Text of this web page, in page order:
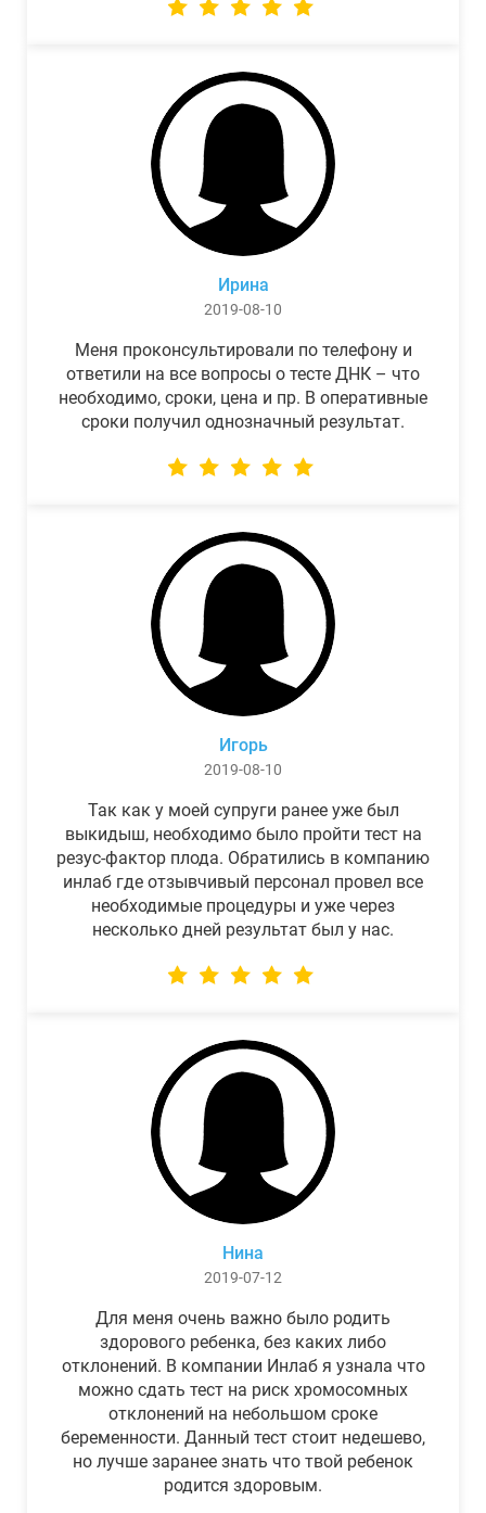
Ирина
2019-08-10
Меня проконсультировали по телефону и
ответили на все вопросы о тесте ДНК – что
необходимо, сроки, цена и пр. В оперативные
сроки получил однозначный результат.
Игорь
2019-08-10
Так как у моей супруги ранее уже был
выкидыш, необходимо было пройти тест на
резус-фактор плода. Обратились в компанию
инлаб где отзывчивый персонал провел все
необходимые процедуры и уже через
несколько дней результат был у нас.
Нина
2019-07-12
Для меня очень важно было родить
здорового ребенка, без каких либо
отклонений. В компании Инлаб я узнала что
можно сдать тест на риск хромосомных
отклонений на небольшом сроке
беременности. Данный тест стоит недешево,
но лучше заранее знать что твой ребенок
родится здоровым.